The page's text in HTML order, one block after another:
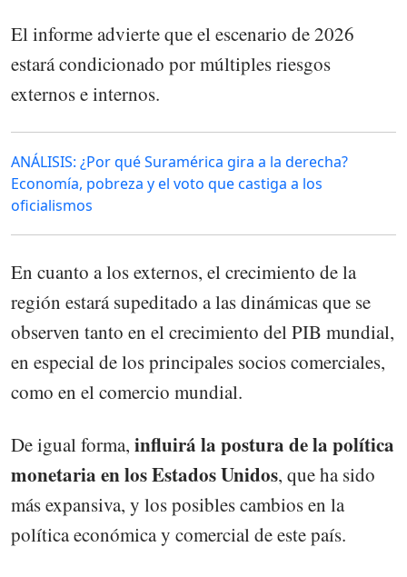
El informe advierte que el escenario de 2026
estará condicionado por múltiples riesgos
externos e internos.
ANÁLISIS: ¿Por qué Suramérica gira a la derecha?
Economía, pobreza y el voto que castiga a los
oficialismos
En cuanto a los externos, el crecimiento de la
región estará supeditado a las dinámicas que se
observen tanto en el crecimiento del PIB mundial,
en especial de los principales socios comerciales,
como en el comercio mundial.
De igual forma, influirá la postura de la política
monetaria en los Estados Unidos, que ha sido
más expansiva, y los posibles cambios en la
política económica y comercial de este país.